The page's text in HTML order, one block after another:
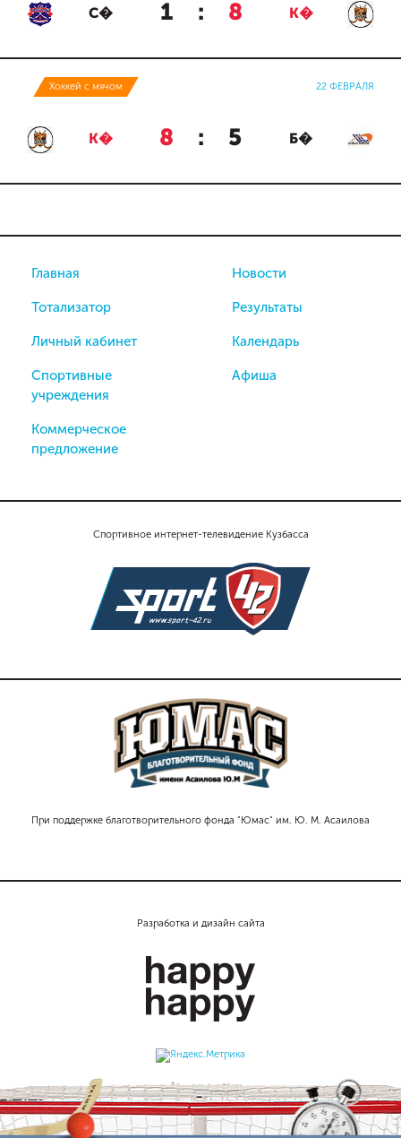
С� 1 : 8 К�
Хоккей с мячом 22 ФЕВРАЛЯ
К� 8 : 5 Б�
Спортивное интернет-телевидение Кузбасса
При поддержке благотворительного фонда "Юмас" им. Ю. М. Асаилова
Главная
Тотализатор
Личный кабинет
Спортивные
учреждения
Коммерческое
предложение
Новости
Результаты
Календарь
Афиша
Разработка и дизайн сайта